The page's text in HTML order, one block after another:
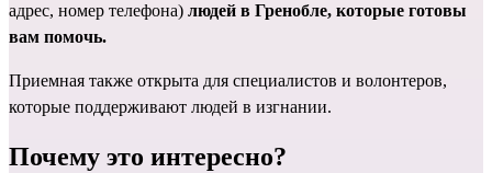
адрес, номер телефона) людей в Гренобле, которые готовы
вам помочь.
Приемная также открыта для специалистов и волонтеров,
которые поддерживают людей в изгнании.
Почему это интересно?